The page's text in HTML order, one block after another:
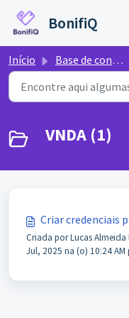
BonifiQ
Início Base de conhecimento
VNDA (1)
Criar credenciais
Criada por Lucas
Jul, 2025 na (o) 10:24